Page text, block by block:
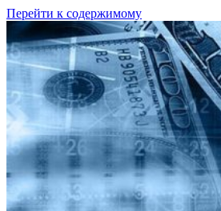
Перейти к содержимому